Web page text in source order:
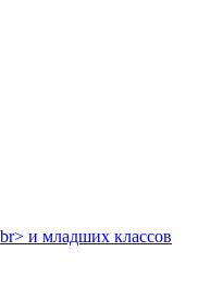
и младших классов